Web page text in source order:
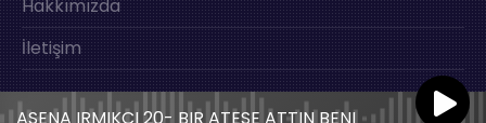
Hakkımızda
İletişim